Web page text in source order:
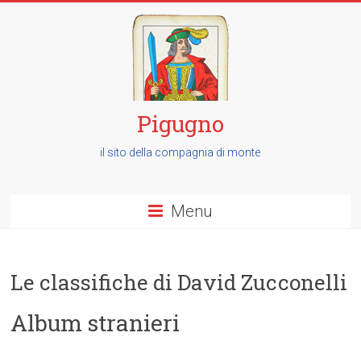
Pigugno
il sito della compagnia di monte
Menu
Le classifiche di David Zucconelli
Album stranieri